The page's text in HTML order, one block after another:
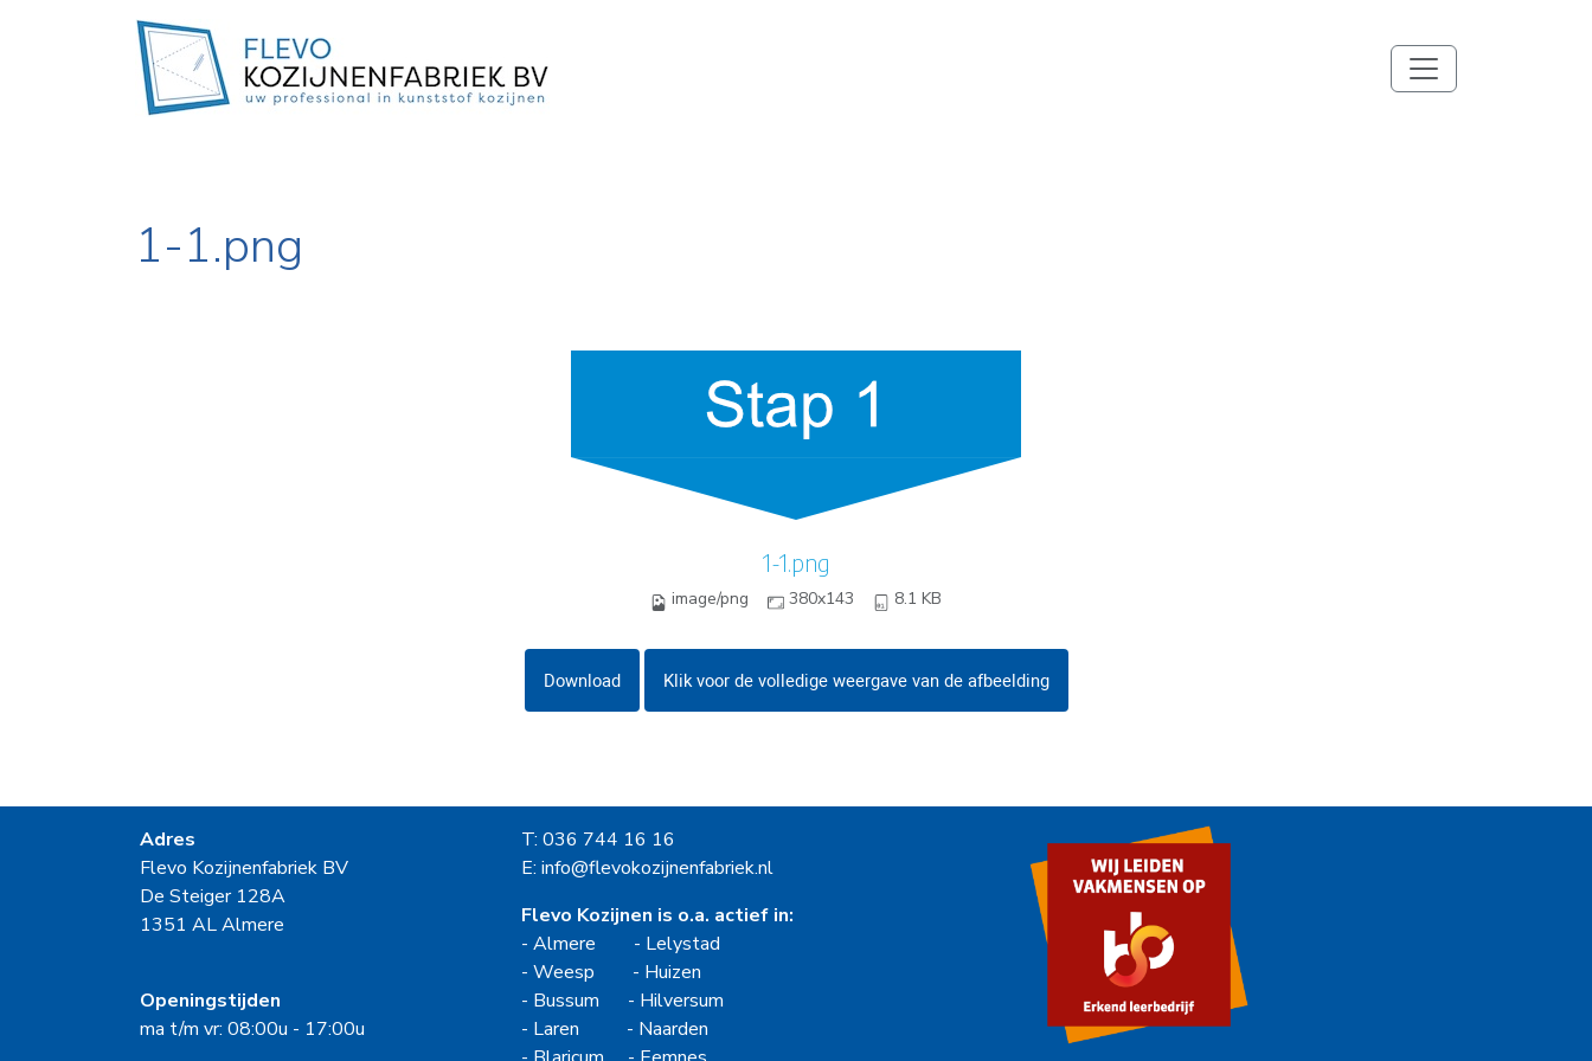
1-1.png
1-1.png
image/png 380x143 8.1 KB
Download Klik voor de volledige weergave van de afbeelding
Adres
Flevo Kozijnenfabriek BV
De Steiger 128A
1351 AL Almere
Openingstijden
ma t/m vr: 08:00u - 17:00u
T: 036 744 16 16
E: info@flevokozijnenfabriek.nl
Flevo Kozijnen is o.a. actief in:
-Almere - Lelystad
-Weesp - Huizen
- Bussum - Hilversum
- Laren - Naarden